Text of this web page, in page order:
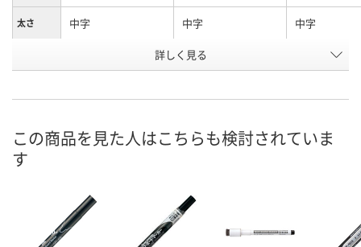
太さ 中字 中字 中字
赤
号
お届け日
数量
カゴへ
数量
カゴへ カ
詳しく見る
この商品を見た人はこちらも検討されていま
す